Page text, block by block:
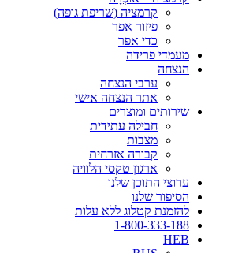
קרמציה (שריפת גופה)
פיזור אפר
כדי אפר
מעמדי פרידה
הנצחה
ערבי הנצחה
אתר הנצחה אישי
שירותים ומוצרים
חבילה עתידית
מצבות
קבורה אזרחית
ארגון טקסי הלוויה
ערוצי התוכן שלנו
הסיפור שלנו
להזמנת קטלוג ללא עלות
1-800-333-188
HEB